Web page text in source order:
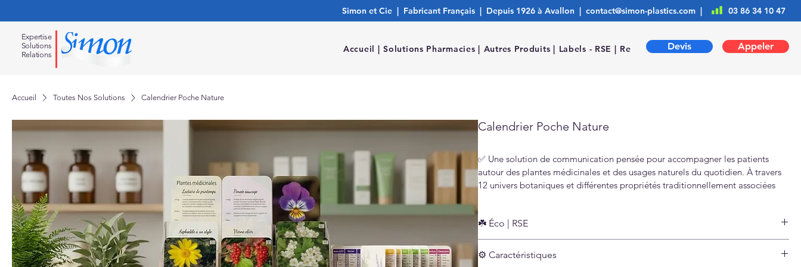
Simon et Cie | Fabricant Français | Depuis 1926 à Avallon | contact@simon-plastics.com | 03 86 34 10 47
Expertise
Solutions
Relations
Accueil | Solutions Pharmacies | Autres Produits | Labels - RSE | Ressources |Devis Appeler
Accueil Toutes Nos Solutions Calendrier Poche Nature
Calendrier Poche Nature
✅ Une solution de communication pensée pour accompagner les patients
autour des plantes médicinales et des usages naturels du quotidien. À travers
12 univers botaniques et différentes propriétés traditionnellement associées
définition et une personnalisation adaptée à l’identité de votre pharmacie, il
trouve naturellement sa place dans le quotidien des patients.
Nous gérons tout :
☘️ Éco | RSE
Support résistant, conçu pour durer
⚙️ Caractéristiques